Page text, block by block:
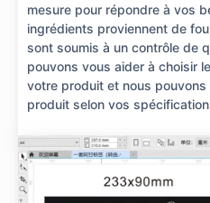
mesure pour répondre à vos
ingrédients proviennent de
sont soumis à un contrôle de
pouvons vous aider à choisir
votre produit et nous
produit selon vos